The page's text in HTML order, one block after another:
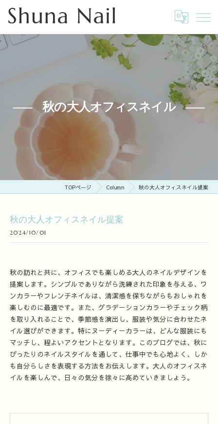
秋の大人オフィスネイル
TOPページ Column 秋の大人オフィスネイル提案
秋の大人オフィスネイル提案
2024/10/01
秋の訪れと共に、オフィスでも楽しめる大人のネイルデザインを
提案します。シンプルでありながら洗練された印象を与える、ワ
ンカラーやフレンチネイルは、清潔感を保ちながらもおしゃれを
楽しむのに最適です。また、グラデーションカラーやチェック柄
を取り入れることで、季節感を演出し、服装や気分に合わせたネ
イル選びができます。特にヌーディーカラーは、どんな服装にも
マッチし、程よいアクセントとなります。このブログでは、秋に
ぴったりのネイルスタイルを通して、仕事中でも心地よく、しか
も自分らしさを表現する方法をお伝えします。大人のオフィスネ
イルを楽しんで、日々の気分を徐々に高めていきましょう。